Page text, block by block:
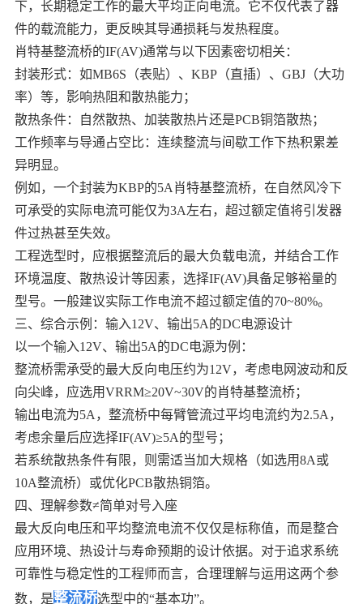
下，长期稳定工作的最大平均正向电流。它不仅代表了器
件的载流能力，更反映其导通损耗与发热程度。
肖特基整流桥的IF(AV)通常与以下因素密切相关：
封装形式：如MB6S（表贴）、KBP（直插）、GBJ（大功
率）等，影响热阻和散热能力；
散热条件：自然散热、加装散热片还是PCB铜箔散热；
工作频率与导通占空比：连续整流与间歇工作下热积累差
异明显。
例如，一个封装为KBP的5A肖特基整流桥，在自然风冷下
可承受的实际电流可能仅为3A左右，超过额定值将引发器
件过热甚至失效。
工程选型时，应根据整流后的最大负载电流，并结合工作
环境温度、散热设计等因素，选择IF(AV)具备足够裕量的
型号。一般建议实际工作电流不超过额定值的70~80%。
三、综合示例：输入12V、输出5A的DC电源设计
以一个输入12V、输出5A的DC电源为例：
整流桥需承受的最大反向电压约为12V，考虑电网波动和反
向尖峰，应选用VRRM≥20V~30V的肖特基整流桥；
输出电流为5A，整流桥中每臂管流过平均电流约为2.5A，
考虑余量后应选择IF(AV)≥5A的型号；
若系统散热条件有限，则需适当加大规格（如选用8A或
10A整流桥）或优化PCB散热铜箔。
四、理解参数≠简单对号入座
最大反向电压和平均整流电流不仅仅是标称值，而是整合
应用环境、热设计与寿命预期的设计依据。对于追求系统
可靠性与稳定性的工程师而言，合理理解与运用这两个参
数，是整流桥选型中的“基本功”。